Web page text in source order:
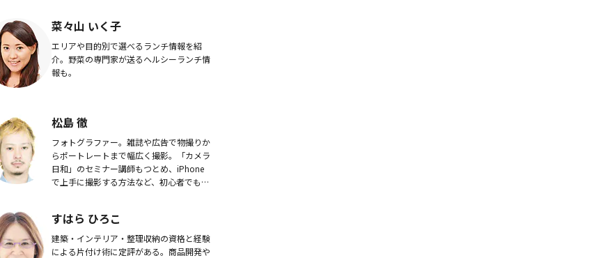
菜々山 いく子
エリアや目的別で選べるランチ情報を紹
介。野菜の専門家が送るヘルシーランチ情
報も。
松島 徹
フォトグラファー。雑誌や広告で物撮りか
らポートレートまで幅広く撮影。「カメラ
日和」のセミナー講師もつとめ、iPhone
で上手に撮影する方法など、初心者でも安
すはら ひろこ
建築・インテリア・整理収納の資格と経験
による片付け術に定評がある。商品開発や